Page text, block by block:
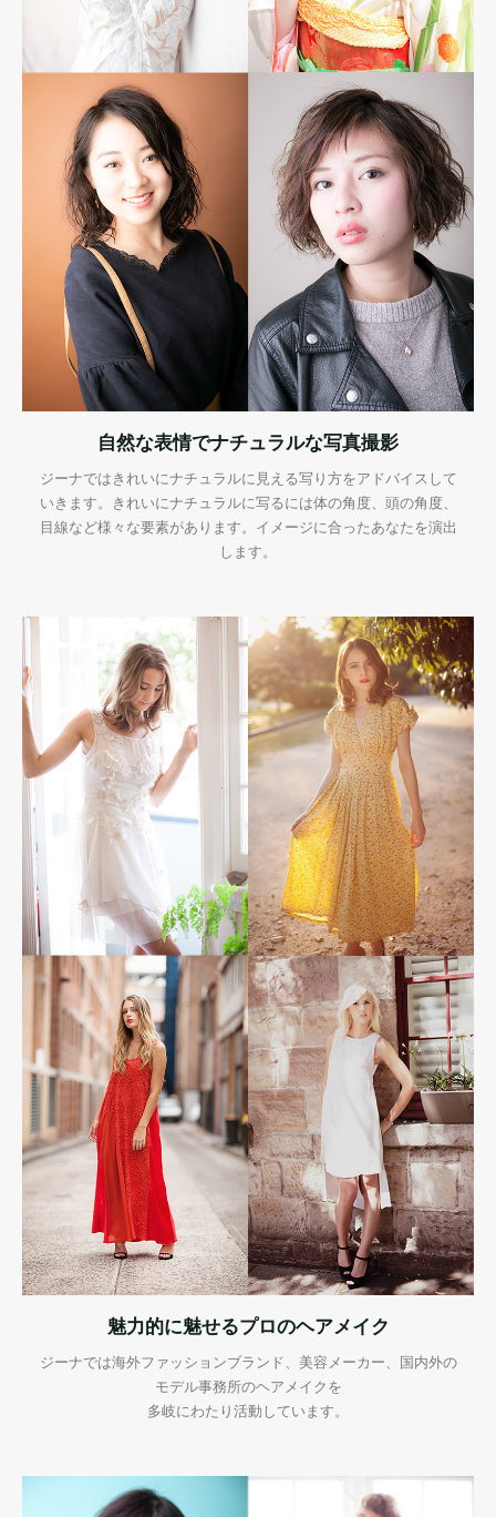
自然な表情でナチュラルな写真撮影
ジーナではきれいにナチュラルに見える写り方をアドバイスして
いきます。きれいにナチュラルに写るには体の角度、頭の角度、
目線など様々な要素があります。イメージに合ったあなたを演出
します。
魅力的に魅せるプロのヘアメイク
ジーナでは海外ファッションブランド、美容メーカー、国内外の
モデル事務所のヘアメイクを
多岐にわたり活動しています。